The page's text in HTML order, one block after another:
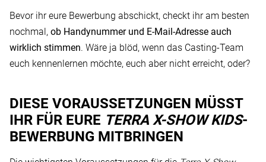
Bevor ihr eure Bewerbung abschickt, checkt ihr am besten
nochmal, ob Handynummer und E-Mail-Adresse auch
wirklich stimmen. Wäre ja blöd, wenn das Casting-Team
euch kennenlernen möchte, euch aber nicht erreicht, oder?
DIESE VORAUSSETZUNGEN MÜSST
IHR FÜR EURE TERRA X-SHOW KIDS-
BEWERBUNG MITBRINGEN